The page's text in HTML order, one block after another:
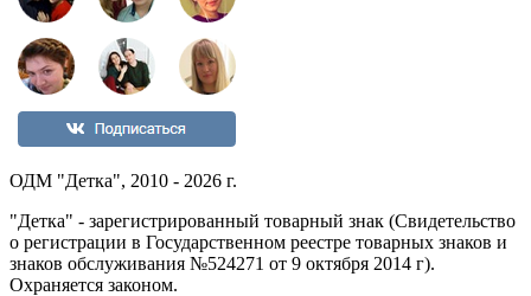
ОДМ "Детка", 2010 - 2026 г.
"Детка" - зарегистрированный товарный знак (Свидетельство
о регистрации в Государственном реестре товарных знаков и
знаков обслуживания №524271 от 9 октября 2014 г).
Охраняется законом.